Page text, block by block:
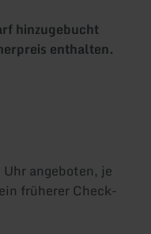
hinzugebucht
enthalten.
angeboten, je
früherer Check-